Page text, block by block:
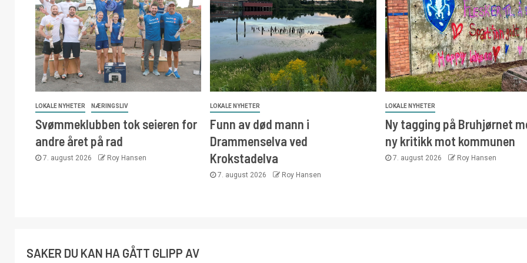
LOKALE NYHETER NÆRINGSLIV
Svømmeklubben tok seieren for
andre året på rad
7. august 2026 Roy Hansen
LOKALE NYHETER
Funn av død mann i
Drammenselva ved
Krokstadelva
7. august 2026 Roy Hansen
LOKALE NYHETER
Ny tagging på Bruhjørnet
ny kritikk mot kommunen
7. august 2026 Roy Hansen
SAKER DU KAN HA GÅTT GLIPP AV